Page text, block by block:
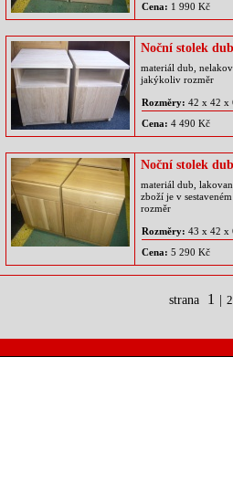
Cena: 1 990 Kč
Noční stolek
materiál dub,
jakýkoliv rozměr
Rozměry: 42 x 42 x
Cena: 4 490 Kč
Noční stolek
materiál dub,
zboží je v
rozměr
Rozměry: 43 x 42 x
Cena: 5 290 Kč
strana 1 | 2